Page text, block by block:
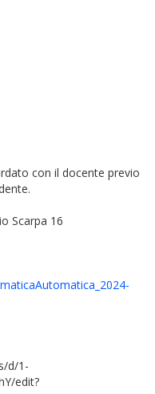
con il docente previo
Scarpa 16
d/1-
edit?